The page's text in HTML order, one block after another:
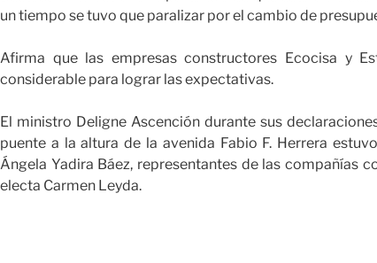
un tiempo se tuvo que paralizar por el cambio de
Afirma que las empresas constructores Ecocisa y
considerable para lograr las expectativas.
El ministro Deligne Ascención durante sus
puente a la altura de la avenida Fabio F. Herrera
Ángela Yadira Báez, representantes de las compañías
electa Carmen Leyda.